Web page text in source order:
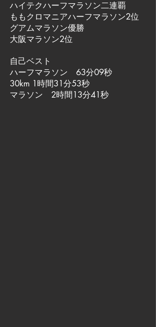
ハイテクハーフマラソン二連覇
ももクロマニアハーフマラソン2位
グアムマラソン優勝
大阪マラソン2位
自己ベスト
ハーフマラソン 63分09秒
30km 1時間31分53秒
マラソン 2時間13分41秒